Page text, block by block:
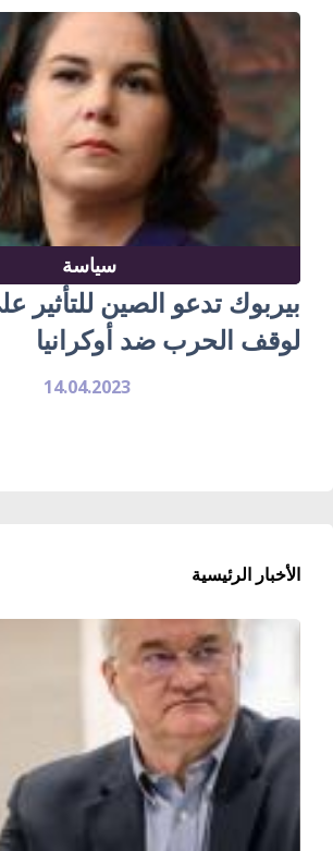
سياسة
بيربوك تدعو الصين للتأثير
لوقف الحرب ضد أوكرانيا
14.04.2023
الأخبار الرئيسية